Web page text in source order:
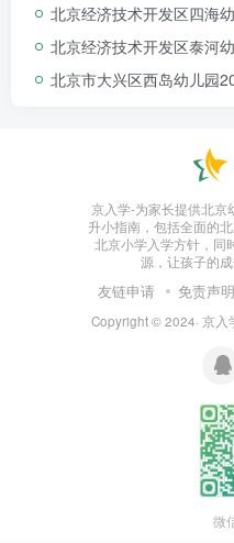
3.此早教活动为公益
用。请参加的小朋友按
4.如有疑问请联系杨
北京经济技术开发区四海
北京经济技术开发区泰河
北京市大兴区西岛幼儿园
京入学-为家长提供北京
升小指南，包括全面的
北京小学入学方针，同
源，让孩子的
友链申请 免责声明
Copyright © 2024· 京入
微